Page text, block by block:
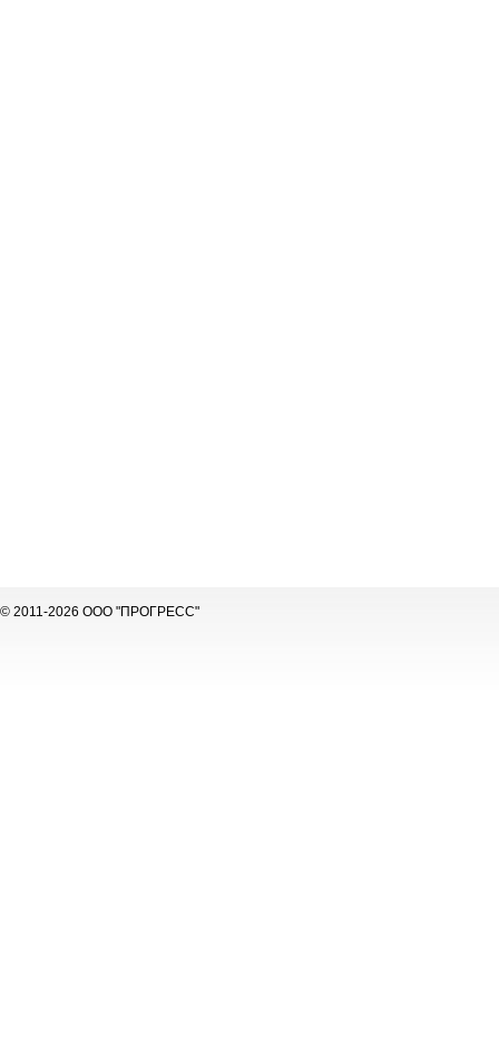
© 2011-2026 ООО "ПРОГРЕСС"